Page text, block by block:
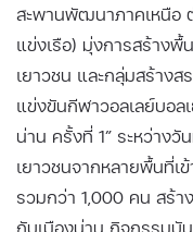
สะพานพัฒนาภาคเหนือ
แข่งเรือ) มุ่งการสร้างพื้
เยาวชน และกลุ่มสร้าง
แข่งขันกีฬาวอลเลย์บอล
น่าน ครั้งที่ 1” ระหว่าง
เยาวชนจากหลายพื้นที่เ
รวมกว่า 1,000 คน สร้